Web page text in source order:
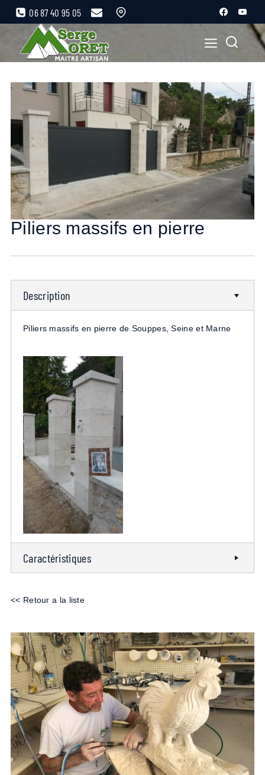
06 87 40 95 05
Piliers massifs en pierre
Description
Piliers massifs en pierre de Souppes, Seine et Marne
Caractéristiques
<< Retour a la liste